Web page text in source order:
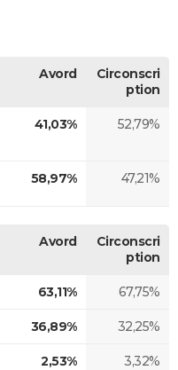
Avord
Circonscri
ption
41,03% 52,79%
58,97% 47,21%
Avord
Circonscri
ption
63,11% 67,75%
36,89% 32,25%
2,53% 3,32%